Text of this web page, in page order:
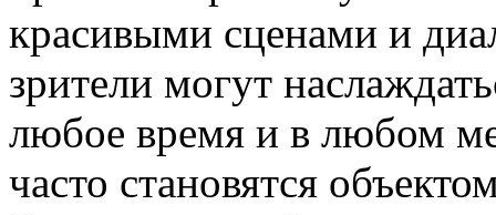
красивыми сценами и
зрители могут
любое время и в любом
часто становятся